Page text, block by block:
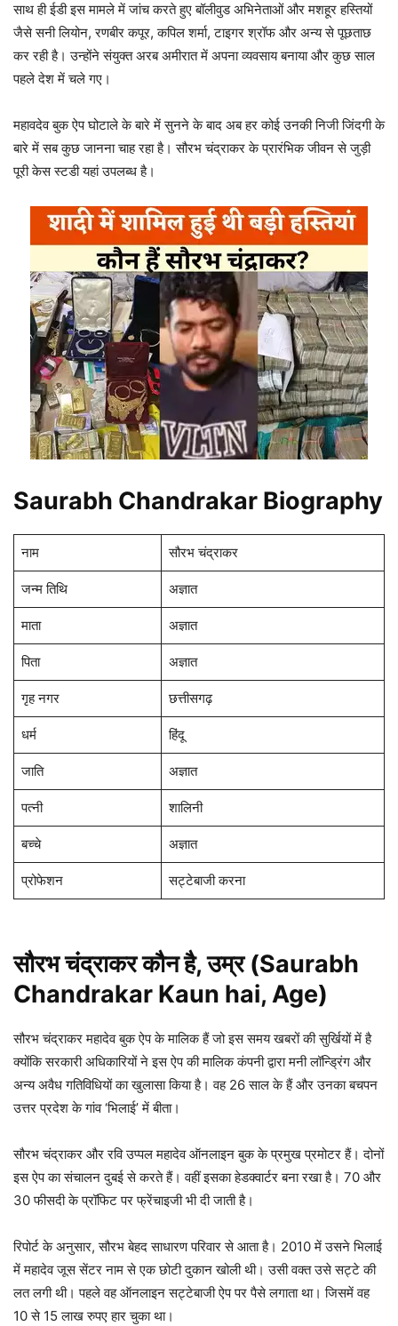
साथ ही ईडी इस मामले में जांच करते हुए बॉलीवुड अभिनेताओं और मशहूर हस्तियों
जैसे सनी लियोन, रणबीर कपूर, कपिल शर्मा, टाइगर श्रॉफ और अन्य से पूछताछ
कर रही है। उन्होंने संयुक्त अरब अमीरात में अपना व्यवसाय बनाया और कुछ साल
पहले देश में चले गए।
महावदेव बुक ऐप घोटाले के बारे में सुनने के बाद अब हर कोई उनकी निजी जिंदगी के
बारे में सब कुछ जानना चाह रहा है। सौरभ चंद्राकर के प्रारंभिक जीवन से जुड़ी
पूरी केस स्टडी यहां उपलब्ध है।
Saurabh Chandrakar Biography
नाम सौरभ चंद्राकर
जन्म तिथि अज्ञात
माता अज्ञात
पिता अज्ञात
गृह नगर छत्तीसगढ़
धर्म हिंदू
जाति अज्ञात
पत्नी शालिनी
बच्चे अज्ञात
प्रोफेशन सट्टेबाजी करना
सौरभ चंद्राकर कौन है, उम्र (Saurabh
Chandrakar Kaun hai, Age)
सौरभ चंद्राकर महादेव बुक ऐप के मालिक हैं जो इस समय खबरों की सुर्खियों में है
क्योंकि सरकारी अधिकारियों ने इस ऐप की मालिक कंपनी द्वारा मनी लॉन्ड्रिंग और
अन्य अवैध गतिविधियों का खुलासा किया है। वह 26 साल के हैं और उनका बचपन
उत्तर प्रदेश के गांव ‘भिलाई’ में बीता।
सौरभ चंद्राकर और रवि उप्पल महादेव ऑनलाइन बुक के प्रमुख प्रमोटर हैं। दोनों
इस ऐप का संचालन दुबई से करते हैं। वहीं इसका हेडक्वार्टर बना रखा है। 70 और
30 फीसदी के प्रॉफिट पर फ्रेंचाइजी भी दी जाती है।
रिपोर्ट के अनुसार, सौरभ बेहद साधारण परिवार से आता है। 2010 में उसने भिलाई
में महादेव जूस सेंटर नाम से एक छोटी दुकान खोली थी। उसी वक्त उसे सट्टे की
लत लगी थी। पहले वह ऑनलाइन सट्टेबाजी ऐप पर पैसे लगाता था। जिसमें वह
10 से 15 लाख रुपए हार चुका था।